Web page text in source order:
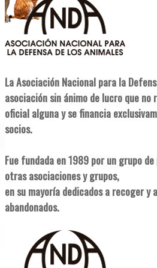
La Asociación Nacional para la
asociación sin ánimo de lucro que no
oficial alguna y se financia
socios.
Fue fundada en 1989 por un grupo
otras asociaciones y grupos,
en su mayoría dedicados a recoger
abandonados.